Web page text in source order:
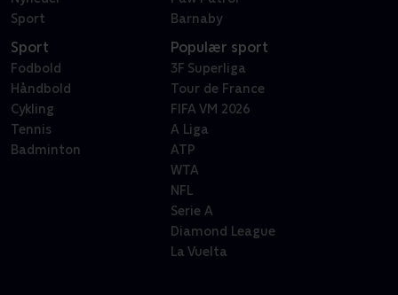
Sport
Barnaby
Sport
Fodbold
Håndbold
Cykling
Tennis
Badminton
Populær sport
3F Superliga
Tour de France
FIFA VM 2026
A Liga
ATP
WTA
NFL
Serie A
Diamond League
La Vuelta